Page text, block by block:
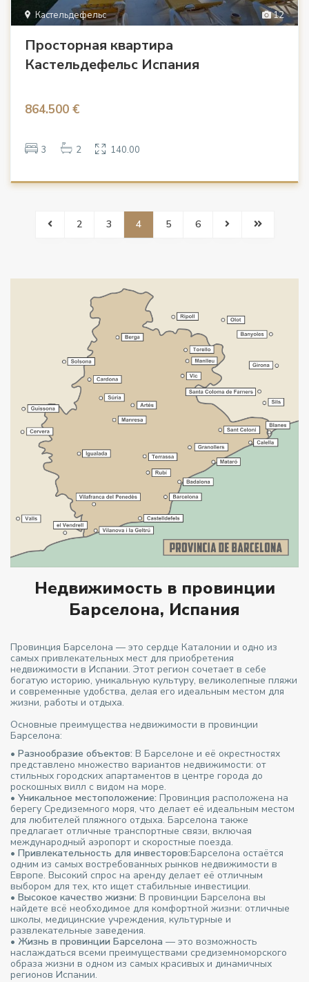
12
Кастельдефельс
Просторная квартира
Кастельдефельс Испания
864.500 €
3 2 140.00
2 3 4 5 6
Недвижимость в провинции
Барселона, Испания
Провинция Барселона — это сердце Каталонии и одно из
самых привлекательных мест для приобретения
недвижимости в Испании. Этот регион сочетает в себе
богатую историю, уникальную культуру, великолепные пляжи
и современные удобства, делая его идеальным местом для
жизни, работы и отдыха.
Основные преимущества недвижимости в провинции
Барселона:
•Разнообразие объектов:В Барселоне и её окрестностях
представлено множество вариантов недвижимости: от
стильных городских апартаментов в центре города до
роскошных вилл с видом на море.
•Уникальное местоположение:Провинция расположена на
берегу Средиземного моря, что делает её идеальным местом
для любителей пляжного отдыха. Барселона также
предлагает отличные транспортные связи, включая
международный аэропорт и скоростные поезда.
•Привлекательность для инвесторов:Барселона остаётся
одним из самых востребованных рынков недвижимости в
Европе. Высокий спрос на аренду делает её отличным
выбором для тех, кто ищет стабильные инвестиции.
•Высокое качество жизни:В провинции Барселона вы
найдете всё необходимое для комфортной жизни: отличные
школы, медицинские учреждения, культурные и
развлекательные заведения.
•Жизнь в провинции Барселона — это возможность
наслаждаться всеми преимуществами средиземноморского
образа жизни в одном из самых красивых и динамичных
регионов Испании.